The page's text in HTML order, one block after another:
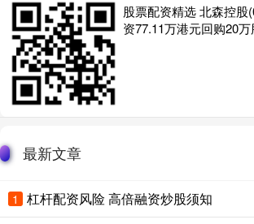
股票配资精选 北森控股
资77.11万港元回购20万
最新文章
1 杠杆配资风险 高倍融资炒股须知